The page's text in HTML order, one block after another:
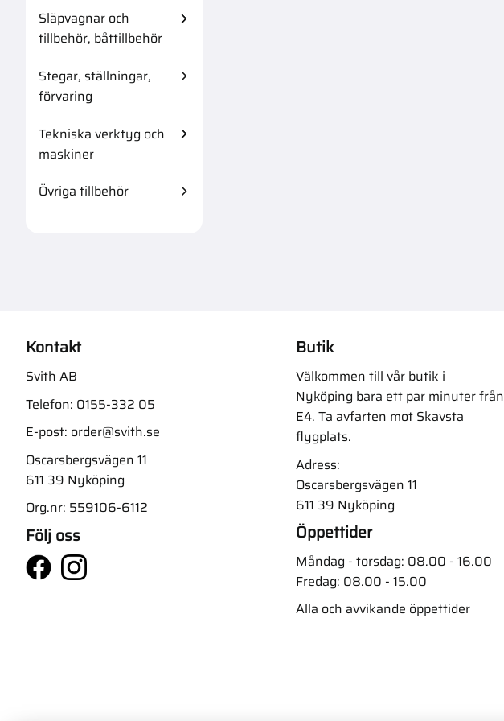
Släpvagnar och
tillbehör, båttillbehör
Stegar, ställningar,
förvaring
Tekniska verktyg och
maskiner
Övriga tillbehör
Kontakt
Svith AB
Telefon: 0155-332 05
E-post: order@svith.se
Oscarsbergsvägen 11
611 39 Nyköping
Org.nr: 559106-6112
Följ oss
Butik
Välkommen till vår butik i
Nyköping bara ett par minuter från
E4. Ta avfarten mot Skavsta
flygplats.
Adress:
Oscarsbergsvägen 11
611 39 Nyköping
Öppettider
Måndag - torsdag: 08.00 - 16.00
Fredag: 08.00 - 15.00
Alla och avvikande öppettider